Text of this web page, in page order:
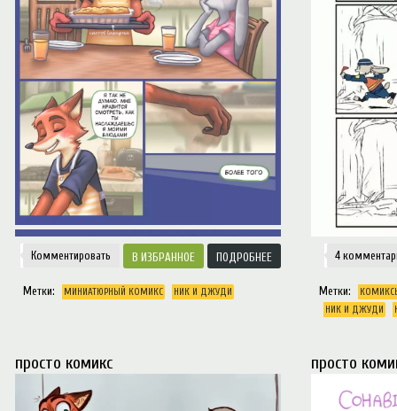
Комментировать ИЗБРАННОЕ ПОДРОБНЕЕ
Метки: МИНИАТЮРНЫЙ КОМИКС НИК И ДЖУДИ
4
Метки:
НИК И ДЖУДИ
просто комикс просто